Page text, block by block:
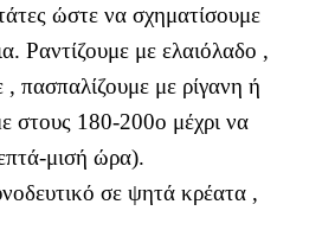
ώστε να σχηματίσουμε
Ραντίζουμε με ελαιόλαδο ,
πασπαλίζουμε με ρίγανη ή
στους 180-200ο μέχρι να
μισή ώρα).
σε ψητά κρέατα ,